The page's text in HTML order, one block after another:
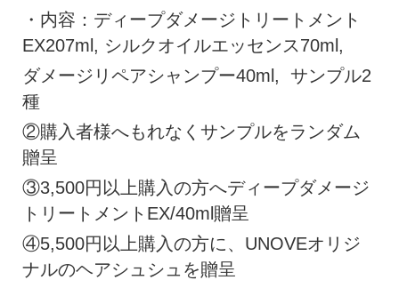
・内容：ディープダメージトリートメント
EX207ml, シルクオイルエッセンス70ml,
ダメージリペアシャンプー40ml, サンプル2
種
②購入者様へもれなくサンプルをランダム
贈呈
③3,500円以上購入の方へディープダメージ
トリートメントEX/40ml贈呈
④5,500円以上購入の方に、UNOVEオリジ
ナルのヘアシュシュを贈呈